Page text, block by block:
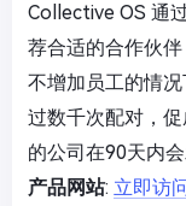
Collective OS 通
荐合适的合作伙
不增加员工的情
过数千次配对，
的公司在90天内会
产品网站: 立即访